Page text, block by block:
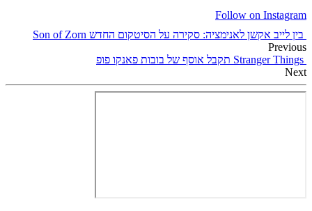
Follow on Instagram
בין לייב אקשן לאנימציה: סקירה על הסיטקום החדש Son of Zorn
Previous
Stranger Things תקבל אוסף של בובות פאנקו פופ
Next